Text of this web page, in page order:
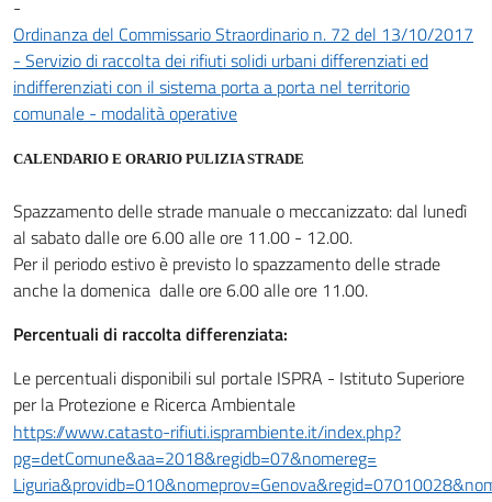
-
Ordinanza del Commissario Straordinario n. 72 del 13/10/2017
- Servizio di raccolta dei rifiuti solidi urbani differenziati ed
indifferenziati con il sistema porta a porta nel territorio
comunale - modalità operative
CALENDARIO E ORARIO PULIZIA STRADE
Spazzamento delle strade manuale o meccanizzato: dal lunedì
al sabato dalle ore 6.00 alle ore 11.00 - 12.00.
Per il periodo estivo è previsto lo spazzamento delle strade
anche la domenica dalle ore 6.00 alle ore 11.00.
Percentuali di raccolta differenziata:
Le percentuali disponibili sul portale ISPRA - Istituto Superiore
per la Protezione e Ricerca Ambientale
https://www.catasto-rifiuti.isprambiente.it/index.php?
pg=detComune&aa=2018&regidb=07&nomereg=